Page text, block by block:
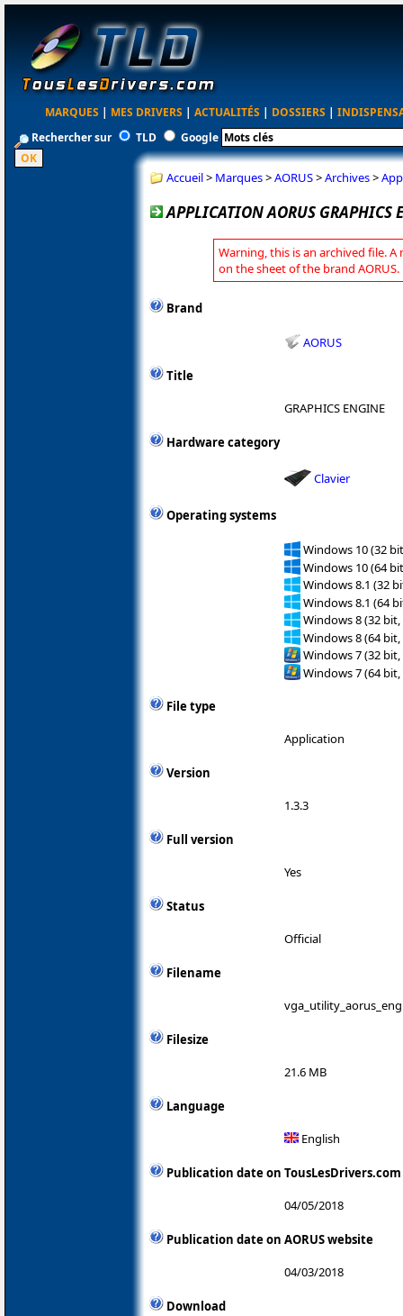
MARQUES | MES DRIVERS | ACTUALITÉS | DOSSIERS |
Rechercher sur
TLD Google
Accueil> Marques>AORUS>Archives>
APPLICATION AORUS GRAPHICS
Warning, this is an archived file. A
on the sheet of the brand AORUS.
Brand
AORUS
Title
GRAPHICS ENGINE
Hardware category
Clavier
Operating systems
Windows 10 (32
Windows 10 (64
Windows 8.1 (32
Windows 8.1 (64
Windows 8 (32 bit,
Windows 8 (64 bit,
Windows 7 (32 bit,
Windows 7 (64 bit,
File type
Application
Version
1.3.3
Full version
Yes
Status
Official
Filename
Filesize
21.6 MB
Language
English
Publication date on TousLesDrivers.com
04/05/2018
Publication date on AORUS website
04/03/2018
Download